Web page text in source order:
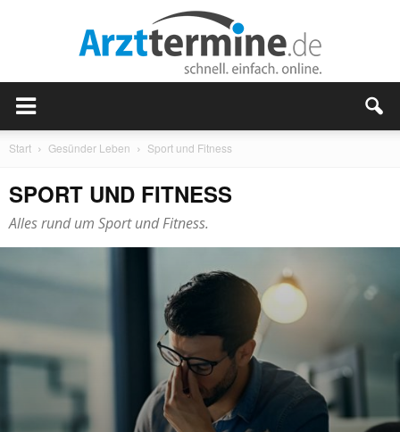
Start Gesünder Leben Sport und Fitness
SPORT UND FITNESS
Alles rund um Sport und Fitness.